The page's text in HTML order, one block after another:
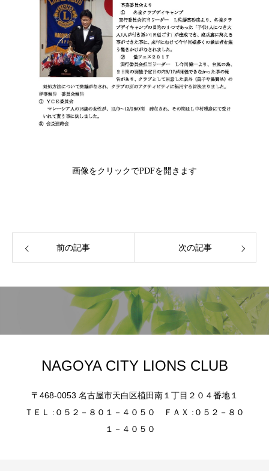
画像をクリックでPDFを開きます
前の記事 次の記事
NAGOYA CITY LIONS CLUB
〒468-0053 名古屋市天白区植田南１丁目２０４番地１
ＴＥＬ :０５２－８０１－４０５０ ＦＡＸ :０５２－８０
１－４０５０